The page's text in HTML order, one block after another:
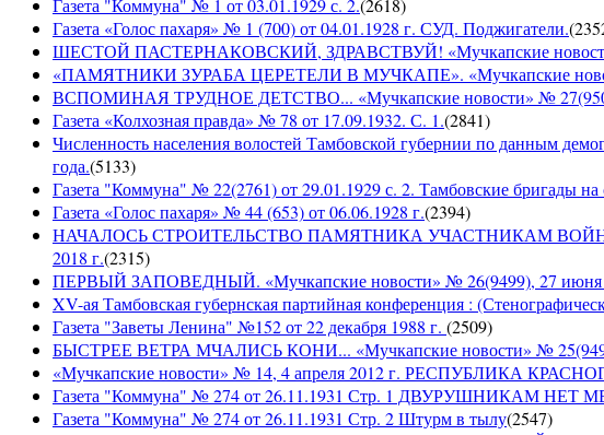
Газета "Коммуна" № 1 от 03.01.1929 с. 2.(2618)
Газета «Голос пахаря» № 1 (700) от 04.01.1928 г. СУД. Поджигатели.(
ШЕСТОЙ ПАСТЕРНАКОВСКИЙ, ЗДРАВСТВУЙ! «Мучкапские
«ПАМЯТНИКИ ЗУРАБА ЦЕРЕТЕЛИ В МУЧКАПЕ». «Мучкапские
ВСПОМИНАЯ ТРУДНОЕ ДЕТСТВО... «Мучкапские новости» №
Газета «Колхозная правда» № 78 от 17.09.1932. С. 1.(2841)
Численность населения волостей Тамбовской губернии по данным
года.(5133)
Газета "Коммуна" № 22(2761) от 29.01.1929 с. 2. Тамбовские бригады на
Газета «Голос пахаря» № 44 (653) от 06.06.1928 г.(2394)
НАЧАЛОСЬ СТРОИТЕЛЬСТВО ПАМЯТНИКА УЧАСТНИКАМ ВОЙНЫ.
2018 г.(2315)
ПЕРВЫЙ ЗАПОВЕДНЫЙ. «Мучкапские новости» № 26(9499), 27 июня
XV-ая Тамбовская губернская партийная конференция :
Газета "Заветы Ленина" №152 от 22 декабря 1988 г. (2509)
БЫСТРЕЕ ВЕТРА МЧАЛИСЬ КОНИ... «Мучкапские новости» №
«Мучкапские новости» № 14, 4 апреля 2012 г. РЕСПУБЛИКА
Газета "Коммуна" № 274 от 26.11.1931 Стр. 1 ДВУРУШНИКАМ НЕТ
Газета "Коммуна" № 274 от 26.11.1931 Стр. 2 Штурм в тылу(2547)